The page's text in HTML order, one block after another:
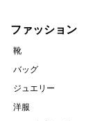
ファッション
靴
バッグ
ジュエリー
洋服